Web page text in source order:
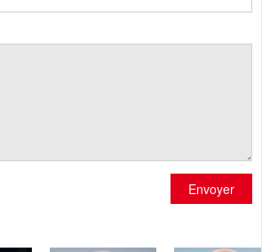
Envoyer